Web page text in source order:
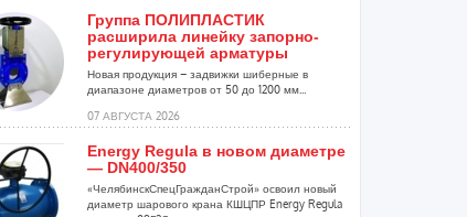
Группа ПОЛИПЛАСТИК
расширила линейку запорно-
регулирующей арматуры
Новая продукция – задвижки шиберные в
диапазоне диаметров от 50 до 1200 мм...
07 АВГУСТА 2026
Energy Regula в новом диаметре
— DN400/350
«ЧелябинскСпецГражданСтрой» освоил новый
диаметр шарового крана КШЦПР Energy Regula